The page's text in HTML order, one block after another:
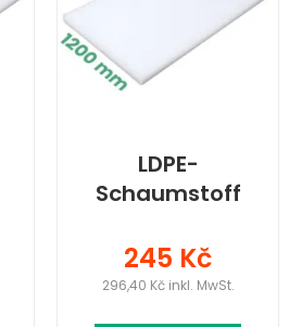
LDPE-
Schaumstoff
15) mm
245 Kč
296,40 Kč inkl. MwSt.